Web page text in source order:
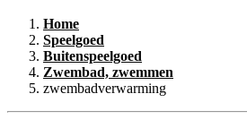
Home
Speelgoed
Buitenspeelgoed
Zwembad, zwemmen
zwembadverwarming